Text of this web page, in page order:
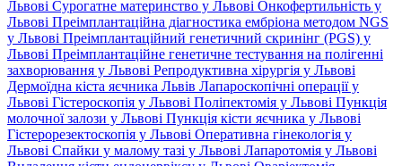
Львові Сурогатне материнство у Львові Онкофертильність у
Львові Преімплантаційна діагностика ембріона методом NGS
у Львові Преімплантаційний генетичний скринінг (PGS) у
Львові Преімплантаційне генетичне тестування на полігенні
захворювання у Львові Репродуктивна хірургія у Львові
Дермоїдна кіста яєчника Львів Лапароскопічні операції у
Львові Гістероскопія у Львові Поліпектомія у Львові Пункція
молочної залози у Львові Пункція кісти яєчника у Львові
Гістерорезектоскопія у Львові Оперативна гінекологія у
Львові Спайки у малому тазі у Львові Лапаротомія у Львові